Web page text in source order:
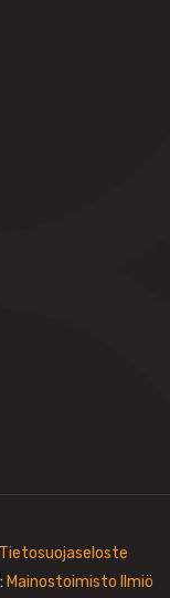
Tietosuojaseloste
Mainostoimisto Ilmiö